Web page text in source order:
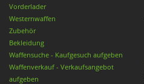
Vorderlader
Westernwaffen
Zubehör
Bekleidung
Waffensuche - Kaufgesuch aufgeben
Waffenverkauf - Verkaufsangebot
aufgeben